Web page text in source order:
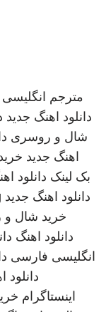
مترجم
دانلود اهنگ جدید
شال و روسری
اهنگ جدید
بک لینک دانلود
دانلود اهنگ جدید
خرید شال
دانلود اهنگ
انگلیسی فارسی
دانلود
اینستاگرام